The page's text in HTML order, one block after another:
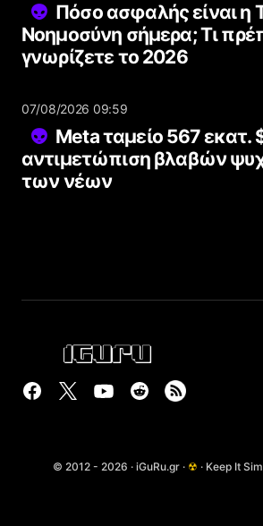
Πόσο ασφαλής είναι η
Νοημοσύνη σήμερα; Τι
γνωρίζετε το 2026
07/08/2026 09:59
Meta ταμείο 567 εκατ.
αντιμετώπιση βλαβών
των νέων
© 2012 - 2026 · iGuRu.gr · ☢ · Keep It